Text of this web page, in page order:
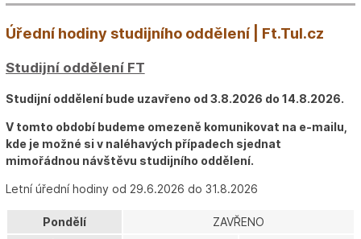
Úřední hodiny studijního oddělení | Ft.Tul.cz
Studijní oddělení FT
Studijní oddělení bude uzavřeno od 3.8.2026 do 14.8.2026.
V tomto období budeme omezeně komunikovat na e-mailu,
kde je možné si v naléhavých případech sjednat
mimořádnou návštěvu studijního oddělení.
Letní úřední hodiny od 29.6.2026 do 31.8.2026
Pondělí
ZAVŘENO